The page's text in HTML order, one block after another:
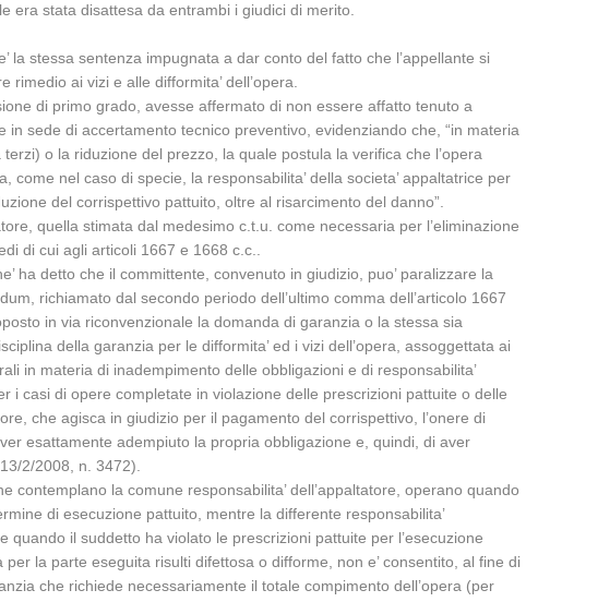
era stata disattesa da entrambi i giudici di merito.
la stessa sentenza impugnata a dar conto del fatto che l’appellante si
ai vizi e alle difformita’ dell’opera.
di primo grado, avesse affermato di non essere affatto tenuto a
sede di accertamento tecnico preventivo, evidenziando che, “in materia
o la riduzione del prezzo, la quale postula la verifica che l’opera
nel caso di specie, la responsabilita’ della societa’ appaltatrice per
del corrispettivo pattuito, oltre al risarcimento del danno”.
quella stimata dal medesimo c.t.u. come necessaria per l’eliminazione
di cui agli articoli 1667 e 1668 c.c..
ha detto che il committente, convenuto in giudizio, puo’ paralizzare la
richiamato dal secondo periodo dell’ultimo comma dell’articolo 1667
in via riconvenzionale la domanda di garanzia o la stessa sia
della garanzia per le difformita’ ed i vizi dell’opera, assoggettata ai
in materia di inadempimento delle obbligazioni e di responsabilita’
i casi di opere completate in violazione delle prescrizioni pattuite o delle
che agisca in giudizio per il pagamento del corrispettivo, l’onere di
esattamente adempiuto la propria obbligazione e, quindi, di aver
2/2008, n. 3472).
la comune responsabilita’ dell’appaltatore, operano quando
di esecuzione pattuito, mentre la differente responsabilita’
quando il suddetto ha violato le prescrizioni pattuite per l’esecuzione
la parte eseguita risulti difettosa o difforme, non e’ consentito, al fine di
che richiede necessariamente il totale compimento dell’opera (per